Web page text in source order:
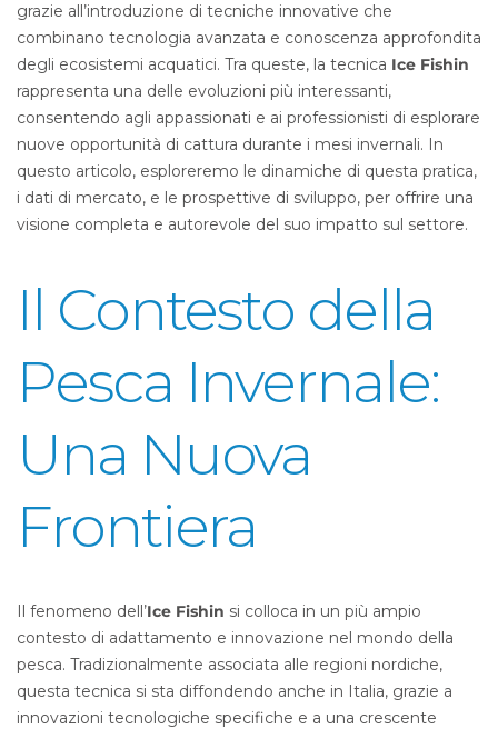
grazie all’introduzione di tecniche innovative che
combinano tecnologia avanzata e conoscenza approfondita
degli ecosistemi acquatici. Tra queste, la tecnica Ice Fishin
rappresenta una delle evoluzioni più interessanti,
consentendo agli appassionati e ai professionisti di esplorare
nuove opportunità di cattura durante i mesi invernali. In
questo articolo, esploreremo le dinamiche di questa pratica,
i dati di mercato, e le prospettive di sviluppo, per offrire una
visione completa e autorevole del suo impatto sul settore.
Il Contesto della
Pesca Invernale:
Una Nuova
Frontiera
Il fenomeno dell’Ice Fishin si colloca in un più ampio
contesto di adattamento e innovazione nel mondo della
pesca. Tradizionalmente associata alle regioni nordiche,
questa tecnica si sta diffondendo anche in Italia, grazie a
innovazioni tecnologiche specifiche e a una crescente